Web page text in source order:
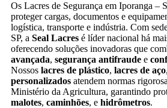
Os Lacres de Segurança em Iporanga –
proteger cargas, documentos e
logística, transporte e indústria. Com
SP, a Seal Lacres é líder nacional há
oferecendo soluções inovadoras que
avançada, segurança antifraude e
Nossos lacres de plástico, lacres de aço
personalizados atendem normas
Ministério da Agricultura, garantindo
malotes, caminhões, e hidrômetros.